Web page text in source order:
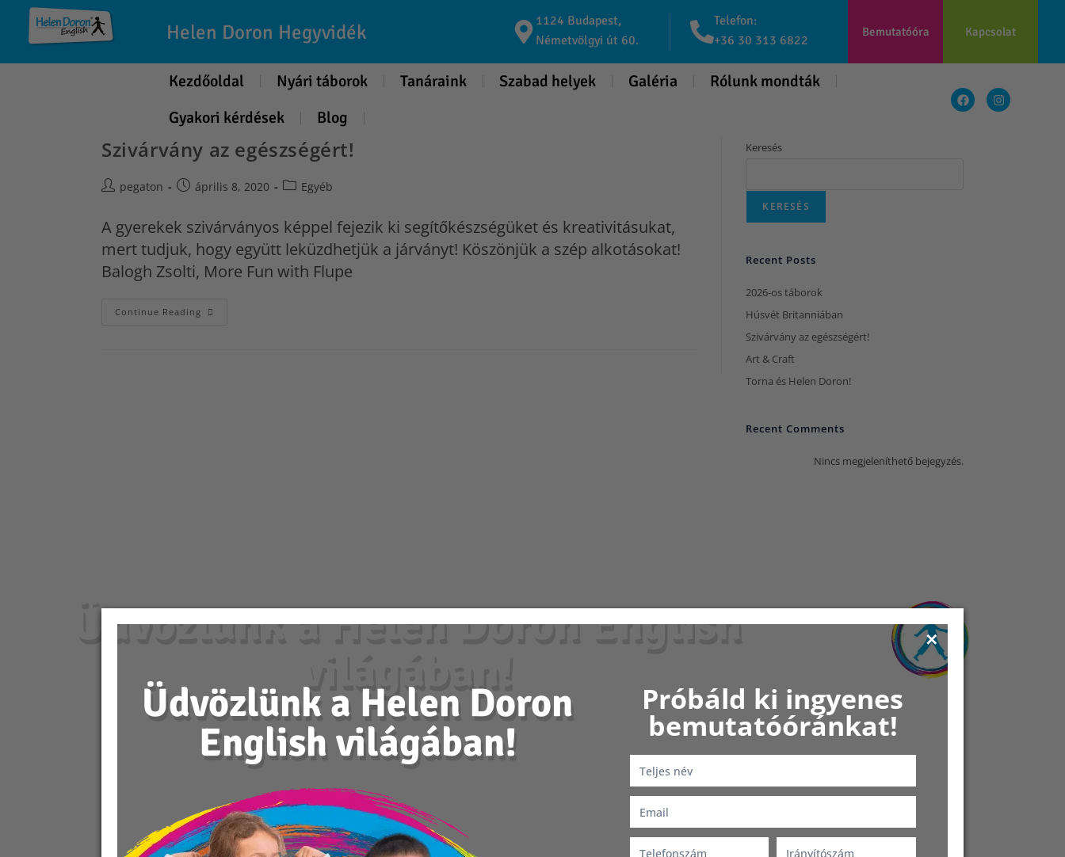
Helen Doron Hegyvidék
1124 Budapest,
Németvölgyi út 60.
Telefon:
+36 30 313 6822
Bemutatóóra Kapcsolat
Kezdőoldal Nyári táborok Tanáraink Szabad helyek Galéria
Rólunk mondták
Gyakori kérdések
Blog
Szivárvány az egészségért!
pegaton április 8, 2020 Egyéb
A gyerekek szivárványos képpel fejezik ki segítőkészségüket és kreativitásukat,
mert tudjuk, hogy együtt leküzdhetjük a járványt! Köszönjük a szép alkotásokat!
Balogh Zsolti, More Fun with Flupe
Continue Reading
Keresés
KERESÉS
Recent Posts
2026-os táborok
Húsvét Britanniában
Szivárvány az egészségért!
Art & Craft
Torna és Helen Doron!
Recent Comments
Nincs megjeleníthető bejegyzés.
Üdvözlünk a Helen Doron English
világában!
Próbáljátok ki
ingyenes
bemutatóóránka
Üdvözlünk a Helen Doron
English világában!
Próbáld ki ingyenes
bemutatóóránkat!